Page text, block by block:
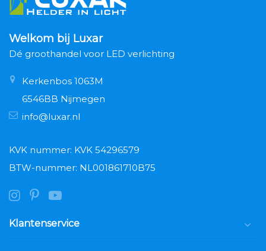
Welkom bij Luxar
Dé groothandel voor LED verlichting
Kerkenbos 1063M
6546BB Nijmegen
info@luxar.nl
KVK nummer: KVK 54296579
BTW-nummer: NL001861710B75
Klantenservice